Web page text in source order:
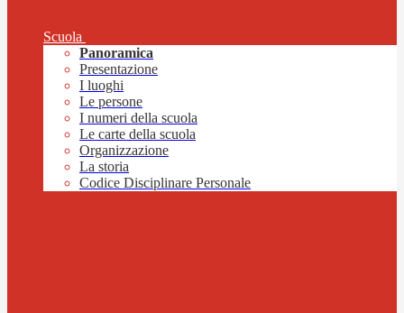
Scuola
Panoramica
Presentazione
I luoghi
Le persone
I numeri della scuola
Le carte della scuola
Organizzazione
La storia
Codice Disciplinare Personale